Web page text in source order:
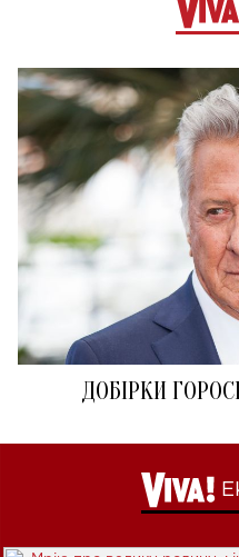
ДОБІРКИ